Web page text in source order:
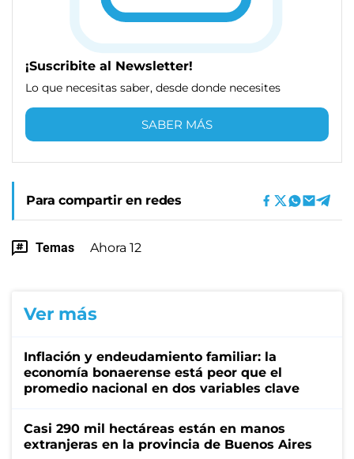
¡Suscribite al Newsletter!
Lo que necesitas saber, desde donde necesites
SABER MÁS
Para compartir en redes
Temas Ahora 12
Ver más
Inflación y endeudamiento familiar: la
economía bonaerense está peor que el
promedio nacional en dos variables clave
Casi 290 mil hectáreas están en manos
extranjeras en la provincia de Buenos Aires